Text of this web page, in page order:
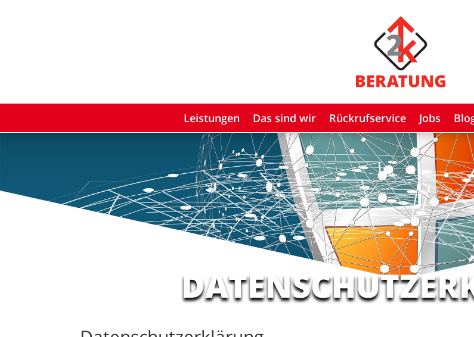
Leistungen Das sind wir Rückrufservice Jobs